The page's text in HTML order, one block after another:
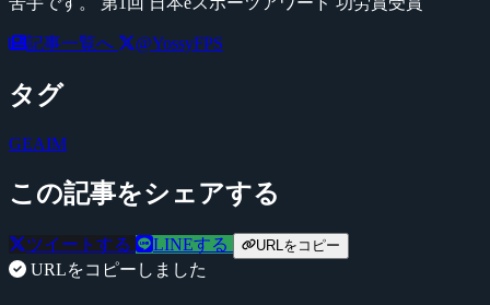
記事一覧へ @YossyFPS
タグ
GEAIM
この記事をシェアする
ツイートする LINEする URLをコピー
URLをコピーしました